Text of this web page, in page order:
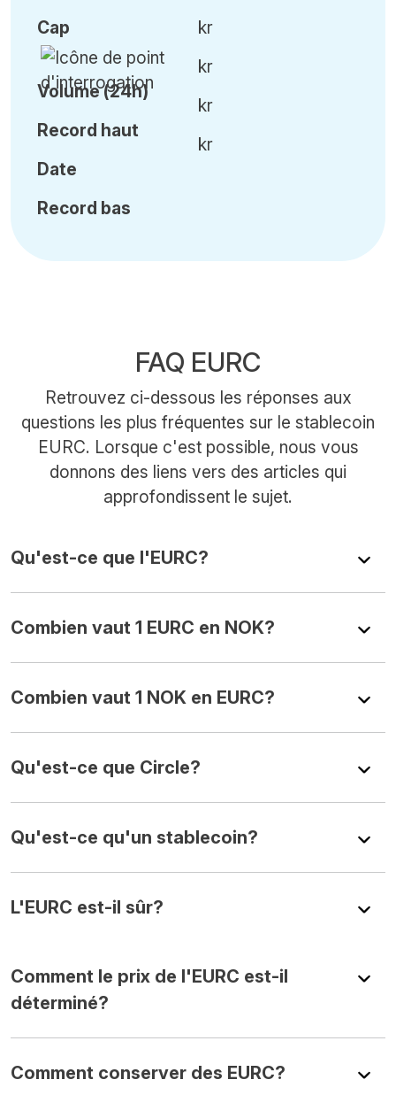
Cap
Volume (24h)
Record haut
Date
Record bas
kr
kr
kr
kr
FAQ EURC
Retrouvez ci-dessous les réponses aux
questions les plus fréquentes sur le stablecoin
EURC. Lorsque c'est possible, nous vous
donnons des liens vers des articles qui
approfondissent le sujet.
Qu'est-ce que l'EURC?
Combien vaut 1 EURC en NOK?
Combien vaut 1 NOK en EURC?
Qu'est-ce que Circle?
Qu'est-ce qu'un stablecoin?
L'EURC est-il sûr?
Comment le prix de l'EURC est-il
déterminé?
Comment conserver des EURC?